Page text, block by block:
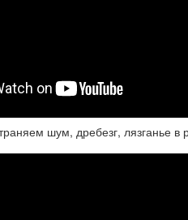
шум, дребезг, лязганье в